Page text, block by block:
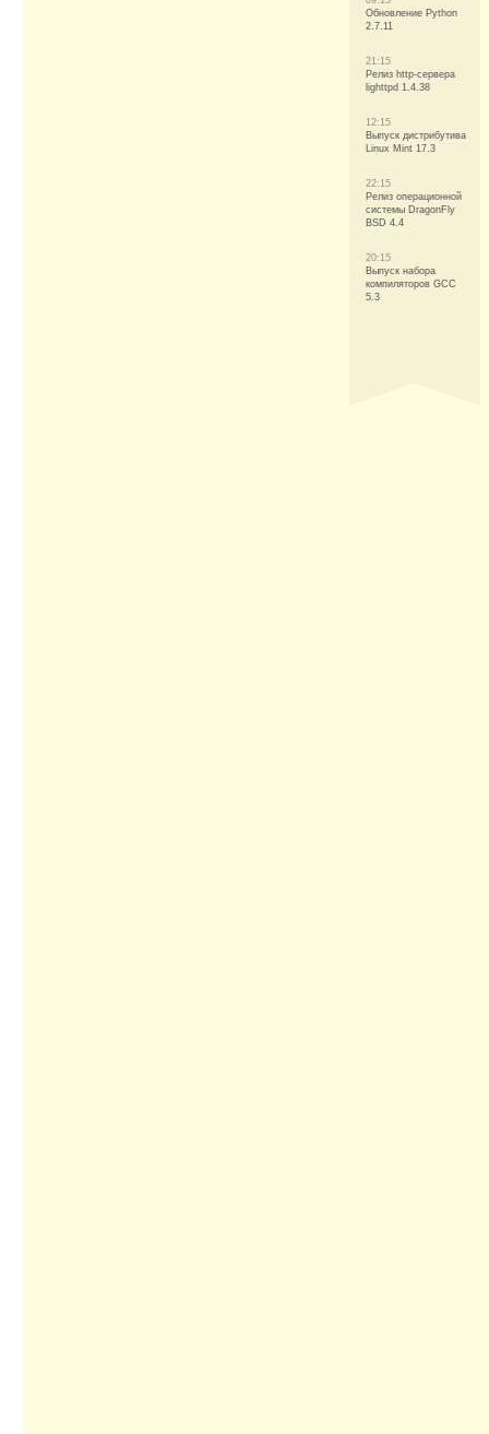
Обновление Python
2.7.11
21:15
Релиз http-сервера
lighttpd 1.4.38
12:15
Выпуск дистрибутива
Linux Mint 17.3
22:15
Релиз операционной
системы DragonFly
BSD 4.4
20:15
Выпуск набора
компиляторов GCC
5.3